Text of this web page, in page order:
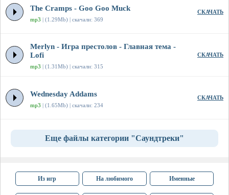
The Cramps - Goo Goo Muck
mp3 | (1.29Mb) | скачали: 369
СКАЧАТЬ
Merlyn - Игра престолов - Главная тема -
Lofi
mp3 | (1.31Mb) | скачали: 315
СКАЧАТЬ
Wednesday Addams
mp3 | (1.65Mb) | скачали: 234
СКАЧАТЬ
Еще файлы категории "Саундтреки"
Из игр На любимого Именные